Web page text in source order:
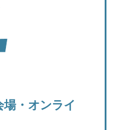
・オンライ